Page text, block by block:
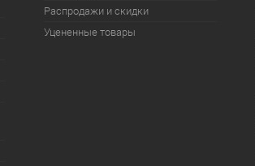
Распродажи и скидки
Уцененные товары